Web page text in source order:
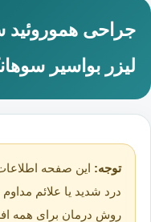
جراحی
لیزر بواسیر
توجه: این صفحه
درد شدید یا علائم
روش درمان برای همه